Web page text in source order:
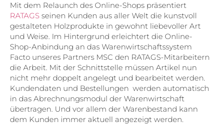
Mit dem Relaunch des Online-Shops präsentiert
RATAGS seinen Kunden aus aller Welt die kunstvoll
gestalteten Holzprodukte in gewohnt liebevoller Art
und Weise. Im Hintergrund erleichtert die Online-
Shop-Anbindung an das Warenwirtschaftssystem
Facto unseres Partners MSC den RATAGS-Mitarbeitern
die Arbeit. Mit der Schnittstelle müssen Artikel nun
nicht mehr doppelt angelegt und bearbeitet werden.
Kundendaten und Bestellungen werden automatisch
in das Abrechnungsmodul der Warenwirtschaft
übertragen. Und vor allem der Warenbestand kann
dem Kunden immer aktuell angezeigt werden.